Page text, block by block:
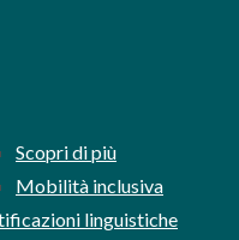
Scopri di più
Mobilità inclusiva
linguistiche